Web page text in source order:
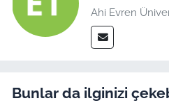
Ahi Evren
Bunlar da ilginizi